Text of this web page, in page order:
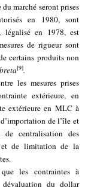
marché seront prises
en 1980, sont
légalisé en 1978, est
de rigueur sont
certains produits non
[9].
les mesures prises
extérieure, en
extérieure en MLC à
de l’île et
de centralisation des
et de limitation de la
les contraintes à
du dollar